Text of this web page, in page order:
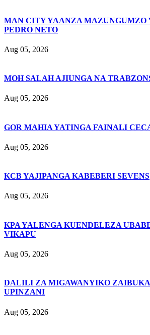
MAN CITY YAANZA MAZUNGUMZO
PEDRO NETO
Aug 05, 2026
MOH SALAH AJIUNGA NA
Aug 05, 2026
GOR MAHIA YATINGA FAINALI
Aug 05, 2026
KCB YAJIPANGA KABEBERI SEVENS
Aug 05, 2026
KPA YALENGA KUENDELEZA
VIKAPU
Aug 05, 2026
DALILI ZA MIGAWANYIKO
UPINZANI
Aug 05, 2026